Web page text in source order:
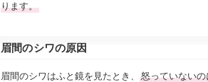
ります。
眉間のシワの原因
眉間のシワはふと鏡を見たとき、
怒っていない